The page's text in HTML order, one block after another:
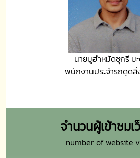
นายมูฮำหมัดซุกรี ม
พนักงานประจำรถดูด
จำนวนผู้เข้าชมเ
number of website